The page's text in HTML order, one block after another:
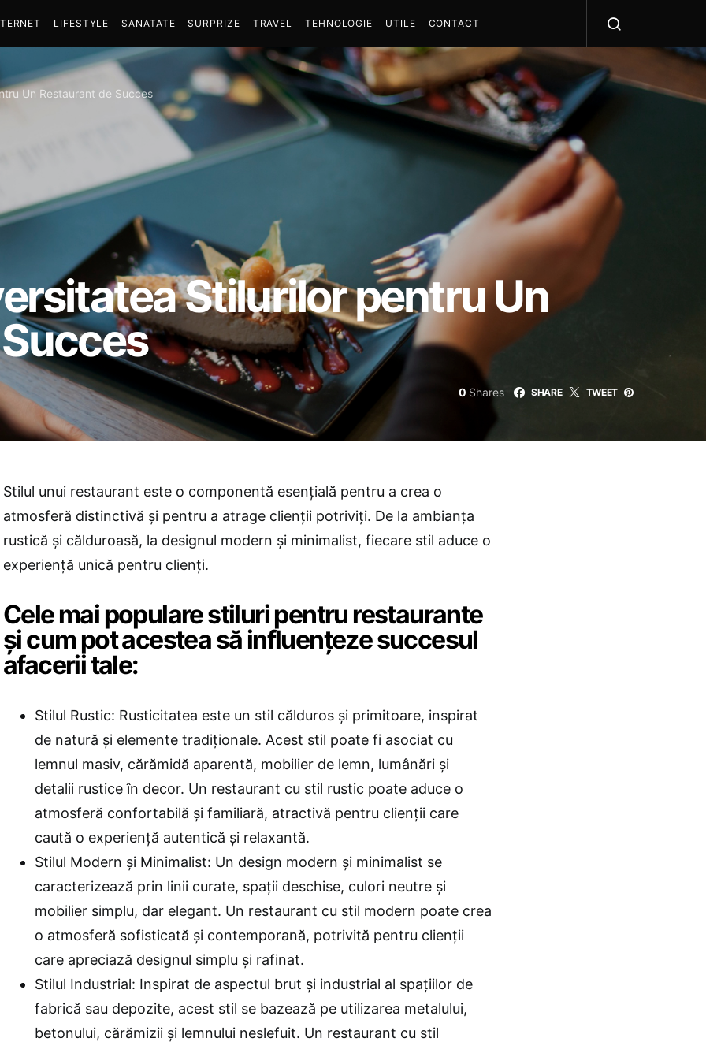
LIFESTYLE SANATATE SURPRIZE TRAVEL TEHNOLOGIE UTILE CONTACT
Un Restaurant de Succes
Stilurilor pentru Un
0 Shares SHARE TWEET
Stilul unui restaurant este o componentă esențială pentru a crea o
atmosferă distinctivă și pentru a atrage clienții potriviți. De la ambianța
rustică și călduroasă, la designul modern și minimalist, fiecare stil aduce o
experiență unică pentru clienți.
Cele mai populare stiluri pentru restaurante
și cum pot acestea să influențeze succesul
afacerii tale:
Stilul Rustic: Rusticitatea este un stil călduros și primitoare, inspirat
de natură și elemente tradiționale. Acest stil poate fi asociat cu
lemnul masiv, cărămidă aparentă, mobilier de lemn, lumânări și
detalii rustice în decor. Un restaurant cu stil rustic poate aduce o
atmosferă confortabilă și familiară, atractivă pentru clienții care
caută o experiență autentică și relaxantă.
Stilul Modern și Minimalist: Un design modern și minimalist se
caracterizează prin linii curate, spații deschise, culori neutre și
mobilier simplu, dar elegant. Un restaurant cu stil modern poate crea
o atmosferă sofisticată și contemporană, potrivită pentru clienții
care apreciază designul simplu și rafinat.
Stilul Industrial: Inspirat de aspectul brut și industrial al spațiilor de
fabrică sau depozite, acest stil se bazează pe utilizarea metalului,
betonului, cărămizii și lemnului neslefuit. Un restaurant cu stil